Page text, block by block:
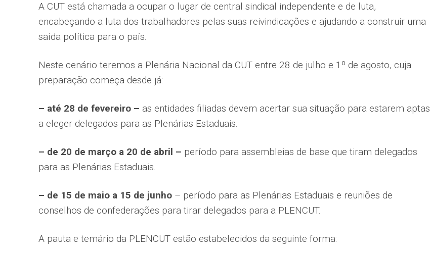
A CUT está chamada a ocupar o lugar de central sindical independente e de luta,
encabeçando a luta dos trabalhadores pelas suas reivindicações e ajudando a construir uma
saída política para o país.
Neste cenário teremos a Plenária Nacional da CUT entre 28 de julho e 1º de agosto, cuja
preparação começa desde já:
– até 28 de fevereiro – as entidades filiadas devem acertar sua situação para estarem aptas
a eleger delegados para as Plenárias Estaduais.
– de 20 de março a 20 de abril – período para assembleias de base que tiram delegados
para as Plenárias Estaduais.
– de 15 de maio a 15 de junho – período para as Plenárias Estaduais e reuniões de
conselhos de confederações para tirar delegados para a PLENCUT.
A pauta e temário da PLENCUT estão estabelecidos da seguinte forma: